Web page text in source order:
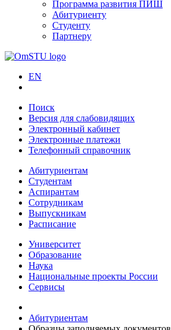
Программа развития ПИШ
Абитуриенту
Студенту
Партнеру
EN
Поиск
Версия для слабовидящих
Электронный кабинет
Электронные платежи
Телефонный справочник
Абитуриентам
Студентам
Аспирантам
Сотрудникам
Выпускникам
Расписание
Университет
Образование
Наука
Национальные проекты России
Сервисы
Абитуриентам